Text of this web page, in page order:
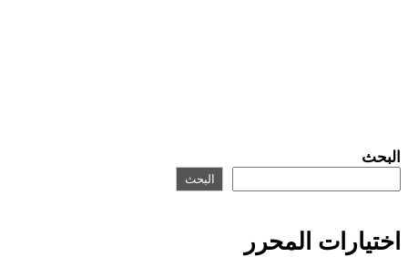
البحث
البحث
اختيارات المحرر